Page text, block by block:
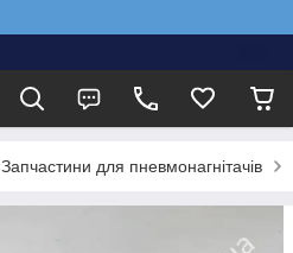
Запчастини для пневмонагнітачів